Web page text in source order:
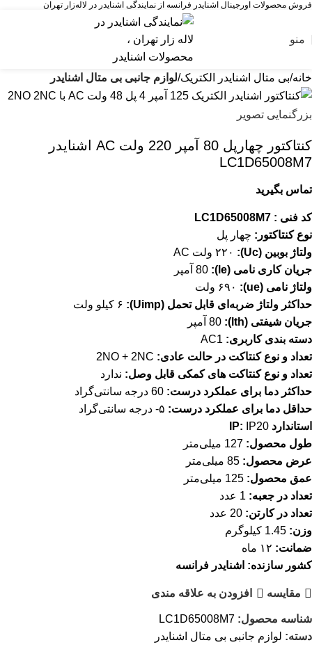
فروش محصولات اورجینال اشنایدر فرانسه از نمایندگی اشنایدر در لاله‌زار تهران
منو
خانه بی متال اشنایدر الکتریک لوازم جانبی بی متال اشنایدر
بزرگنمایی تصویر
کنتاکتور چهارپل 80 آمپر 220 ولت AC اشنایدر
LC1D65008M7
تماس بگیرید
کد فنی : LC1D65008M7
نوع کنتاکتور: چهار پل
ولتاژ بوبین (Uc):
جریان کاری نامی (le):
ولتاژ نامی (ue):
حداکثر ولتاژ ضربه‌ای قابل تحمل (Uimp):
جریان شیفتی (lth):
دسته بندی کاربری:
تعداد و نوع کنتاکت در حالت عادی:
تعداد و نوع کنتاکت های کمکی قابل وصل: ندارد
حداکثر دما برای عملکرد درست:
حداقل دما برای عملکرد درست:
استاندارد IP: IP20
طول محصول:
عرض محصول:
عمق محصول:
تعداد در جعبه:
تعداد در کارتن:
وزن:
ضمانت:
کشور سازنده: اشنایدر فرانسه
مقایسه افزودن به علاقه مندی
شناسه محصول: LC1D65008M7
دسته: لوازم جانبی بی متال اشنایدر